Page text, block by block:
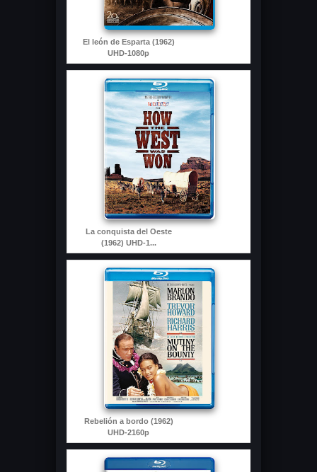
El león de Esparta (1962)
UHD-1080p
La conquista del Oeste
(1962) UHD-1...
Rebelión a bordo (1962)
UHD-2160p